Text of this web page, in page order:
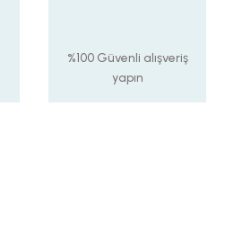
%100 Güvenli alışveriş
yapın